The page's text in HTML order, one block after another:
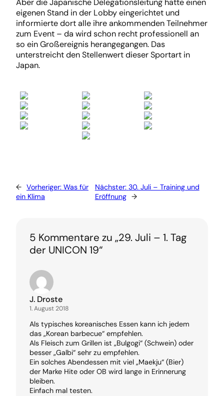
Aber die Japanische Delegationsleitung hatte einen
eigenen Stand in der Lobby eingerichtet und
informierte dort alle ihre ankommenden Teilnehmer
zum Event – da wird schon recht professionell an
so ein Großereignis herangegangen. Das
unterstreicht den Stellenwert dieser Sportart in
Japan.
← Vorheriger: Was für
ein Klima
Nächster: 30. Juli – Training und
Eröffnung →
5 Kommentare zu „29. Juli – 1. Tag
der UNICON 19“
J. Droste
1. August 2018
Als typisches koreanisches Essen kann ich jedem
das „Korean barbecue“ empfehlen.
Als Fleisch zum Grillen ist „Bulgogi“ (Schwein) oder
besser „Galbi“ sehr zu empfehlen.
Ein solches Abendessen mit viel „Maekju“ (Bier)
der Marke Hite oder OB wird lange in Erinnerung
bleiben.
Einfach mal testen.